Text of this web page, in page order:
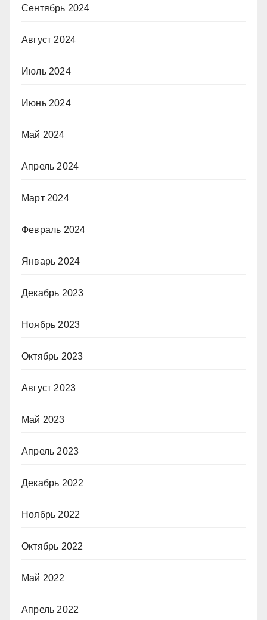
Сентябрь 2024
Август 2024
Июль 2024
Июнь 2024
Май 2024
Апрель 2024
Март 2024
Февраль 2024
Январь 2024
Декабрь 2023
Ноябрь 2023
Октябрь 2023
Август 2023
Май 2023
Апрель 2023
Декабрь 2022
Ноябрь 2022
Октябрь 2022
Май 2022
Апрель 2022